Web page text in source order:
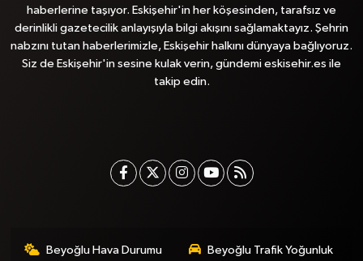
haberlerine taşıyor. Eskişehir'in her köşesinden, tarafsız ve
derinlikli gazetecilik anlayışıyla bilgi akışını sağlamaktayız. Şehrin
nabzını tutan haberlerimizle, Eskişehir halkını dünyaya bağlıyoruz.
Siz de Eskişehir'in sesine kulak verin, gündemi eskisehir.es ile
takip edin.
Beyoğlu Hava Durumu
Beyoğlu Trafik Yoğunluk